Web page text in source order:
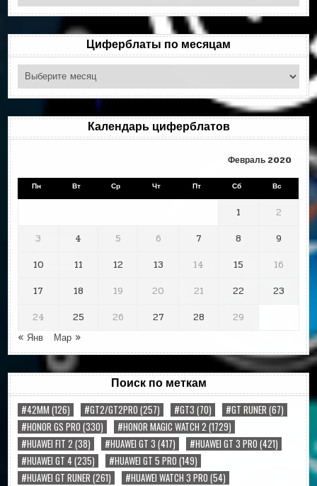
по
рубрикам
Циферблаты по месяцам
Циферблаты
по
месяцам
Календарь циферблатов
Февраль 2020
Пн Вт Ср Чт Пт Сб Вс
1
2
3
4 5 6 7 8
9
10
11 12 13 14 15
16
17
18 19 20 21 22
23
24
25 26 27 28
29
« Янв
Мар »
Поиск по меткам
#42MM (126) #GT2/GT2PRO (257) #GT3 (70) #GT RUNER(67)
#HONOR GS PRO (330) #HONOR MAGIC WATCH 2 (1729)
#HUAWEI FIT 2 (38) #HUAWEI GT 3 (417) #HUAWEI GT 3 PRO (421)
#HUAWEI GT 4(235) #HUAWEI GT 5 PRO (149)
#HUAWEI GT RUNER(261) #HUAWEI WATCH 3 PRO (54)